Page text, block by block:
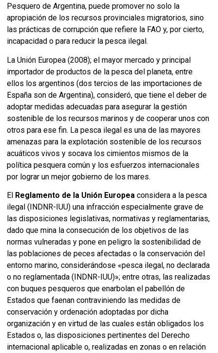
Pesquero de Argentina, puede promover no solo la
apropiación de los recursos provinciales migratorios, sino
las prácticas de corrupción que refiere la FAO y, por cierto,
incapacidad o para reducir la pesca ilegal.
La Unión Europea (2008); el mayor mercado y principal
importador de productos de la pesca del planeta, entre
ellos los argentinos (dos tercios de las importaciones de
España son de Argentina), consideró, que tiene el deber de
adoptar medidas adecuadas para asegurar la gestión
sostenible de los recursos marinos y de cooperar unos con
otros para ese fin. La pesca ilegal es una de las mayores
amenazas para la explotación sostenible de los recursos
acuáticos vivos y socava los cimientos mismos de la
política pesquera común y los esfuerzos internacionales
por lograr un mejor gobierno de los mares.
El Reglamento de la Unión Europea considera a la pesca
ilegal (INDNR-IUU) una infracción especialmente grave de
las disposiciones legislativas, normativas y reglamentarias,
dado que mina la consecución de los objetivos de las
normas vulneradas y pone en peligro la sostenibilidad de
las poblaciones de peces afectadas o la conservación del
entorno marino, considerándose «pesca ilegal, no declarada
o no reglamentada (INDNR-IUU)»; entre otras, las realizadas
con buques pesqueros que enarbolan el pabellón de
Estados que faenan contraviniendo las medidas de
conservación y ordenación adoptadas por dicha
organización y en virtud de las cuales están obligados los
Estados o, las disposiciones pertinentes del Derecho
internacional aplicable o, realizadas en zonas o en relación